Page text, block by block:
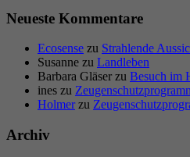
Neueste Kommentare
Ecosense zu Strahlende
Susanne zu Landleben
Barbara Gläser zu Besuch im
ines zu
Holmerzu
Archiv